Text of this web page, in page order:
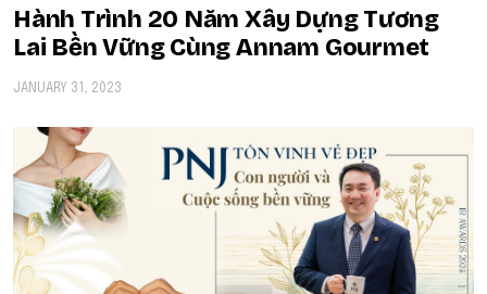
Hành Trình 20 Năm Xây Dựng Tương
Lai Bền Vững Cùng Annam Gourmet
JANUARY 31, 2023